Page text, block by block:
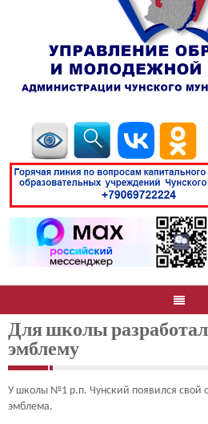
Для школы
эмблему
У школы №1 р.п. Чунский появился свой
эмблема.